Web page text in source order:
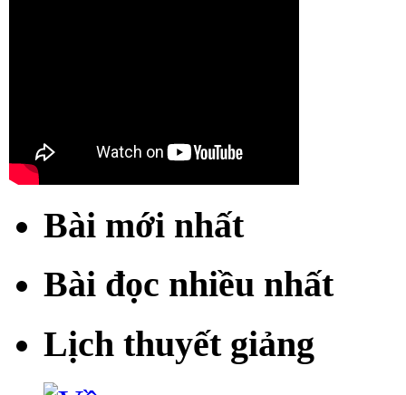
Bài mới nhất
Bài đọc nhiều nhất
Lịch thuyết giảng